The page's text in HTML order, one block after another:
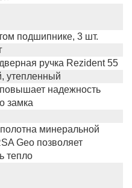
подшипнике, 3 шт.
ручка Rezident 55
утепленный
надежность
замка
минеральной
Geo позволяет
тепло